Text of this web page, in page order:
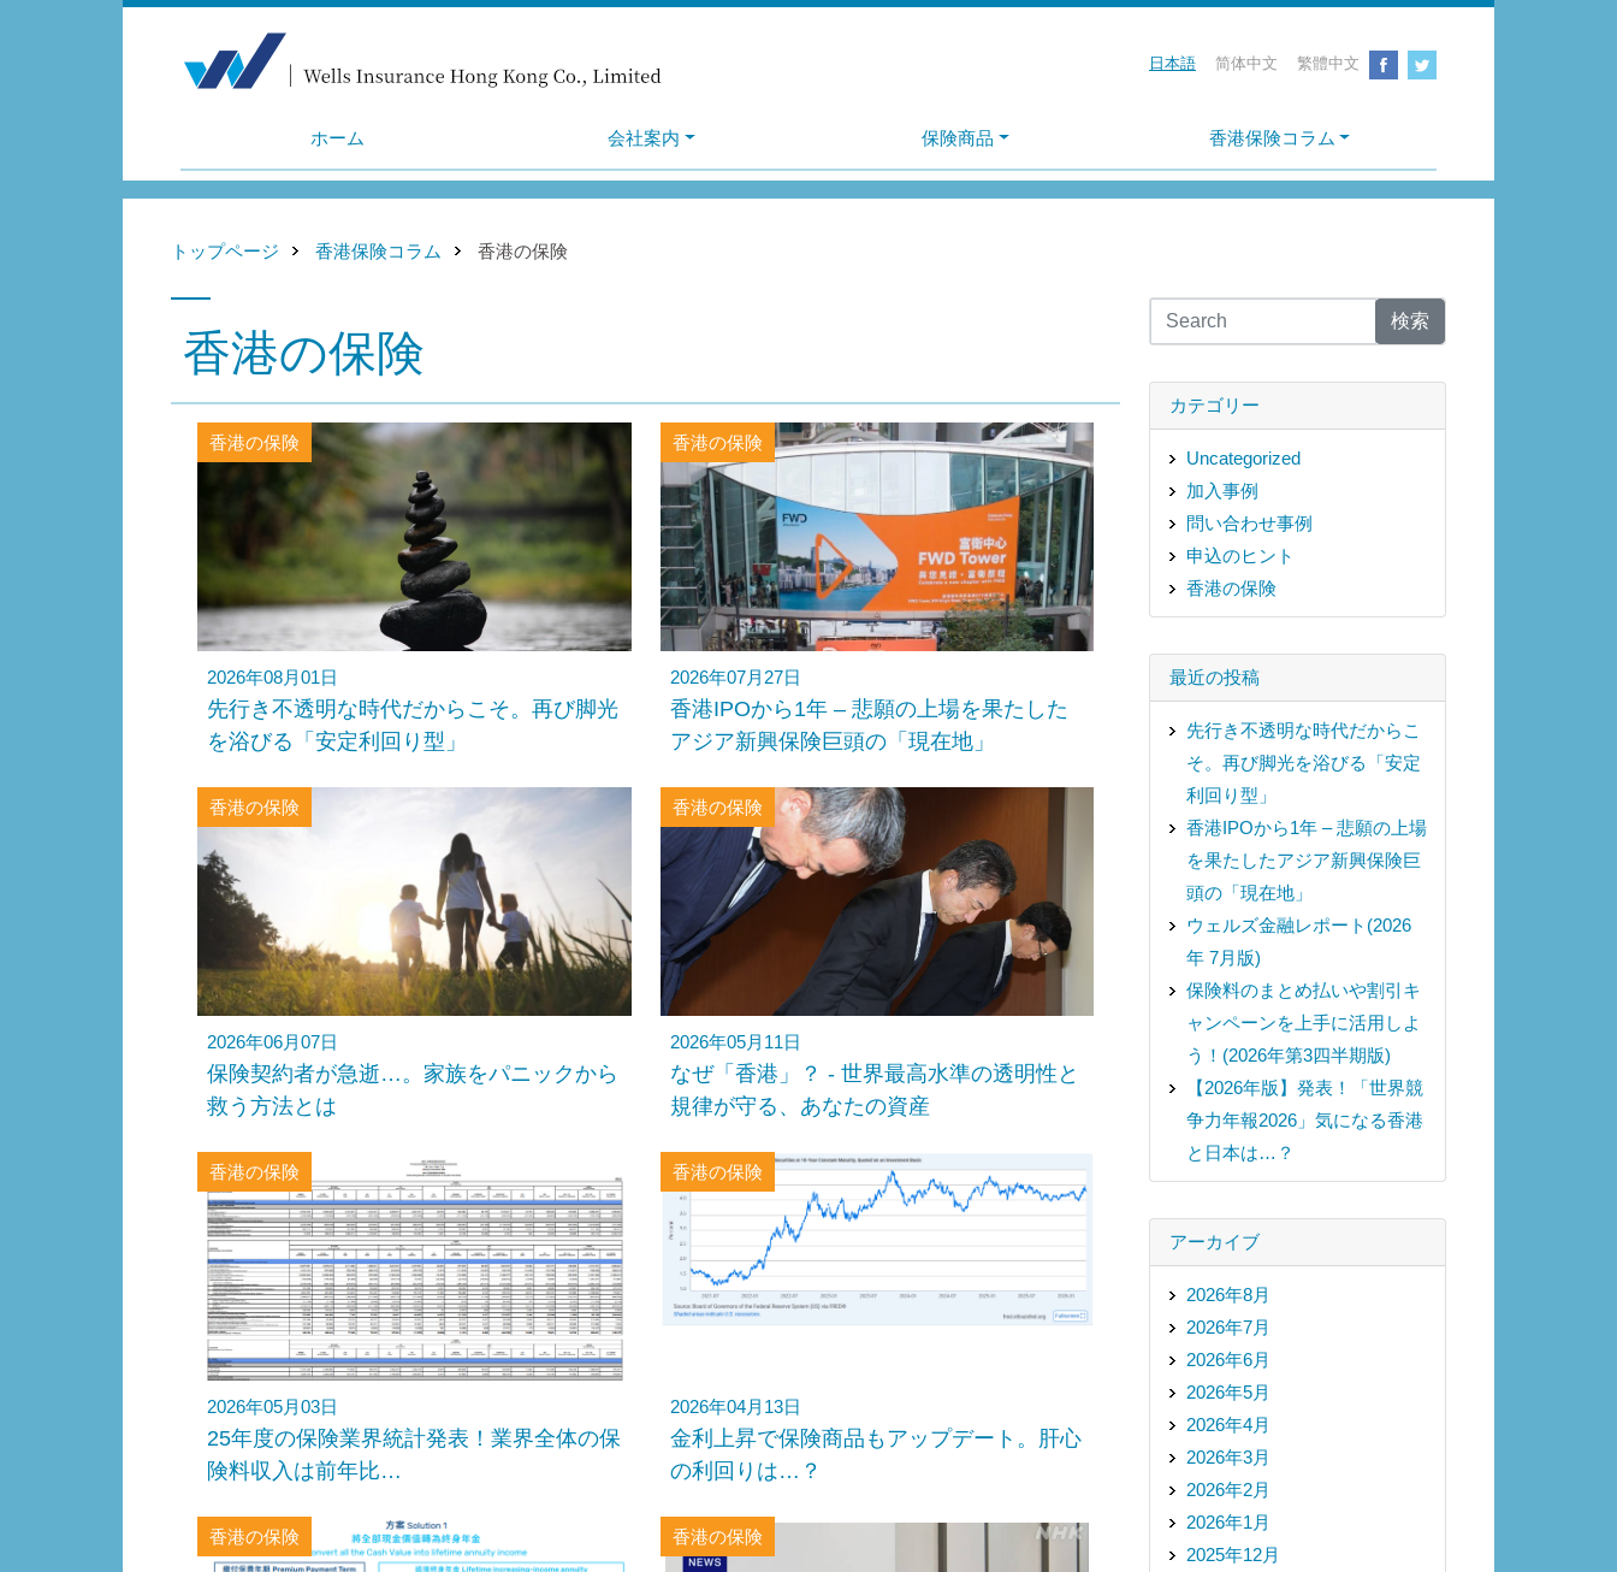
日本語 简体中文 繁體中文
ホーム 会社案内 保険商品 香港保険コラム
トップページ 香港保険コラム 香港の保険
香港の保険
香港の保険
2026年08月01日
先行き不透明な時代だからこそ。再び脚光
を浴びる「安定利回り型」
香港の保険
2026年07月27日
香港IPOから1年 – 悲願の上場を果たした
アジア新興保険巨頭の「現在地」
香港の保険
2026年06月07日
保険契約者が急逝…。家族をパニックから
救う方法とは
香港の保険
2026年05月11日
なぜ「香港」？ ‐ 世界最高水準の透明性と
規律が守る、あなたの資産
香港の保険
2026年05月03日
25年度の保険業界統計発表！業界全体の保
険料収入は前年比…
香港の保険
2026年04月13日
金利上昇で保険商品もアップデート。肝心
の利回りは…？
香港の保険 香港の保険
検索
カテゴリー
Uncategorized
加入事例
問い合わせ事例
申込のヒント
香港の保険
最近の投稿
先行き不透明な時代だからこ
そ。再び脚光を浴びる「安定
利回り型」
香港IPOから1年 – 悲願の上場
を果たしたアジア新興保険巨
頭の「現在地」
ウェルズ金融レポート(2026
年 7月版)
保険料のまとめ払いや割引キ
ャンペーンを上手に活用しよ
う！(2026年第3四半期版)
【2026年版】発表！「世界競
争力年報2026」気になる香港
と日本は…？
アーカイブ
2026年8月
2026年7月
2026年6月
2026年5月
2026年4月
2026年3月
2026年2月
2026年1月
2025年12月